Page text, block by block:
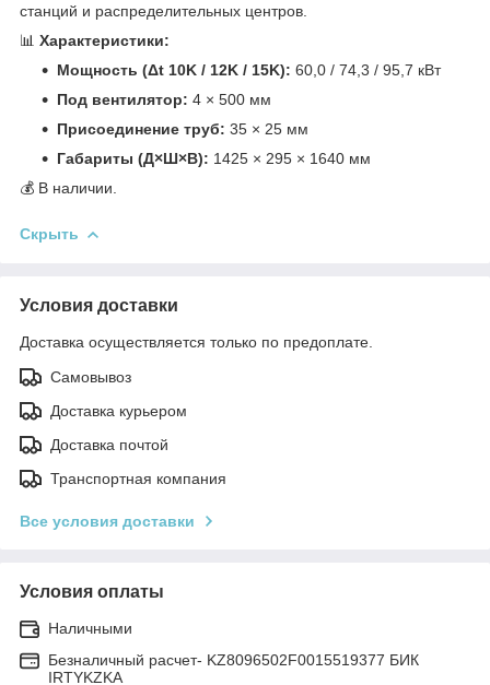
станций и распределительных центров.
📊 Характеристики:
Мощность (Δt 10K / 12K / 15K): 60,0 / 74,3 / 95,7 кВт
Под вентилятор: 4 × 500 мм
Присоединение труб: 35 × 25 мм
Габариты (Д×Ш×В): 1425 × 295 × 1640 мм
💰 В наличии.
Скрыть
Условия доставки
Доставка осуществляется только по предоплате.
Самовывоз
Доставка курьером
Доставка почтой
Транспортная компания
Все условия доставки
Условия оплаты
Наличными
Безналичный расчет- KZ8096502F0015519377 БИК
IRTYKZKA